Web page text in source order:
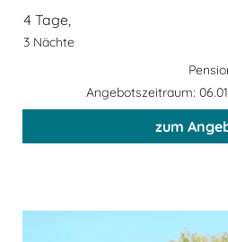
4 Tage,
3 Nächte
Angebotszeitraum:
zum